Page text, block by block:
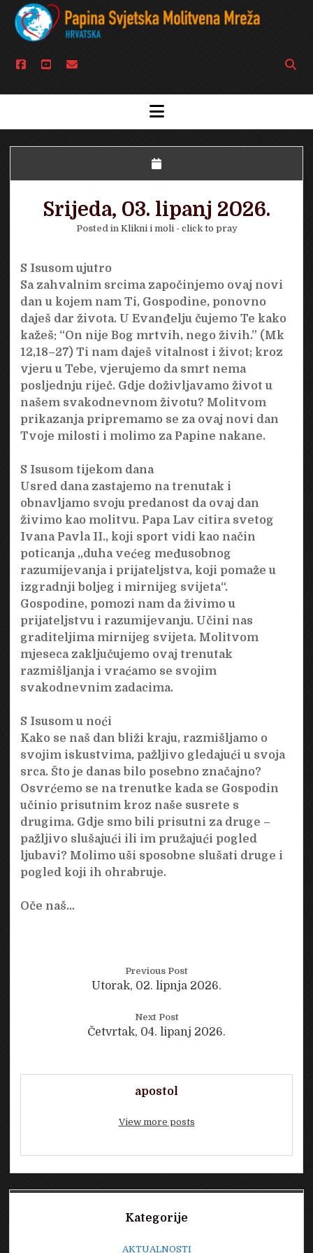
facebook
youtubeemail
Open
bar
open
menu
Srijeda, 03. lipanj 2026.
Posted in Klikni i moli - click to pray
S Isusom ujutro
Sa zahvalnim srcima započinjemo ovaj novi
dan u kojem nam Ti, Gospodine, ponovno
daješ dar života. U Evanđelju čujemo Te kako
kažeš: “On nije Bog mrtvih, nego živih.” (Mk
12,18–27) Ti nam daješ vitalnost i život; kroz
vjeru u Tebe, vjerujemo da smrt nema
posljednju riječ. Gdje doživljavamo život u
našem svakodnevnom životu? Molitvom
prikazanja pripremamo se za ovaj novi dan
Tvoje milosti i molimo za Papine nakane.
S Isusom tijekom dana
Usred dana zastajemo na trenutak i
obnavljamo svoju predanost da ovaj dan
živimo kao molitvu. Papa Lav citira svetog
Ivana Pavla II., koji sport vidi kao način
poticanja „duha većeg međusobnog
razumijevanja i prijateljstva, koji pomaže u
izgradnji boljeg i mirnijeg svijeta“.
Gospodine, pomozi nam da živimo u
prijateljstvu i razumijevanju. Učini nas
graditeljima mirnijeg svijeta. Molitvom
mjeseca zaključujemo ovaj trenutak
razmišljanja i vraćamo se svojim
svakodnevnim zadacima.
S Isusom u noći
Kako se naš dan bliži kraju, razmišljamo o
svojim iskustvima, pažljivo gledajući u svoja
srca. Što je danas bilo posebno značajno?
Osvrćemo se na trenutke kada se Gospodin
učinio prisutnim kroz naše susrete s
drugima. Gdje smo bili prisutni za druge –
pažljivo slušajući ili im pružajući pogled
ljubavi? Molimo uši sposobne slušati druge i
pogled koji ih ohrabruje.
Oče naš…
Previous Post
Utorak, 02. lipnja 2026.
Next Post
Četvrtak, 04. lipanj 2026.
apostol
View more posts
Kategorije
AKTUALNOSTI